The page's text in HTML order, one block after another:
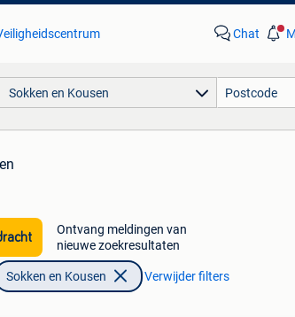
Chat
Sokken en Kousen
Ontvang meldingen van
nieuwe zoekresultaten
Sokken en Kousen Verwijder filters